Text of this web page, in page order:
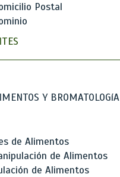
Postal
Y BROMATOLOGíA
de Alimentos
de Alimentos
de Alimentos